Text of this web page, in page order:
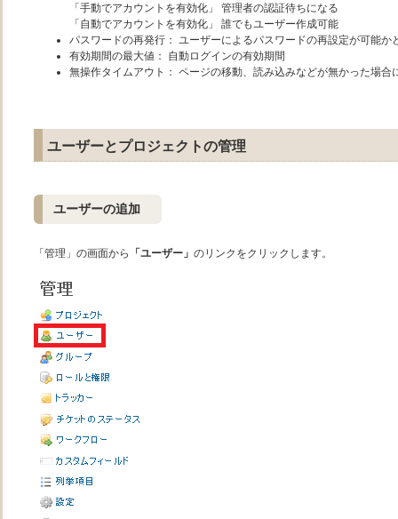
「手動でアカウントを有効化」 管理者の認証待ちになる
「自動でアカウントを有効化」 誰でもユーザー作成可能
パスワードの再発行： ユーザーによるパスワードの再設定が可能か
有効期間の最大値： 自動ログインの有効期間
無操作タイムアウト： ページの移動、読み込みなどが無かった場合
ユーザーとプロジェクトの管理
ユーザーの追加
「管理」の画面から 「ユーザー」 のリンクをクリックします。